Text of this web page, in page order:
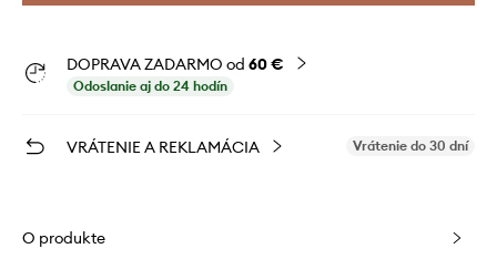
DOPRAVA ZADARMO od 60 €
Odoslanie aj do 24 hodín
VRÁTENIE A REKLAMÁCIA Vrátenie do 30 dní
O produkte